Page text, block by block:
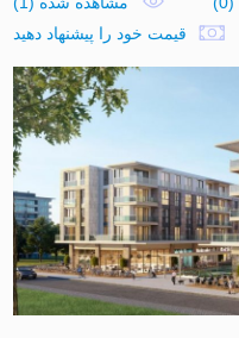
قیمت خود را پیشنهاد دهید